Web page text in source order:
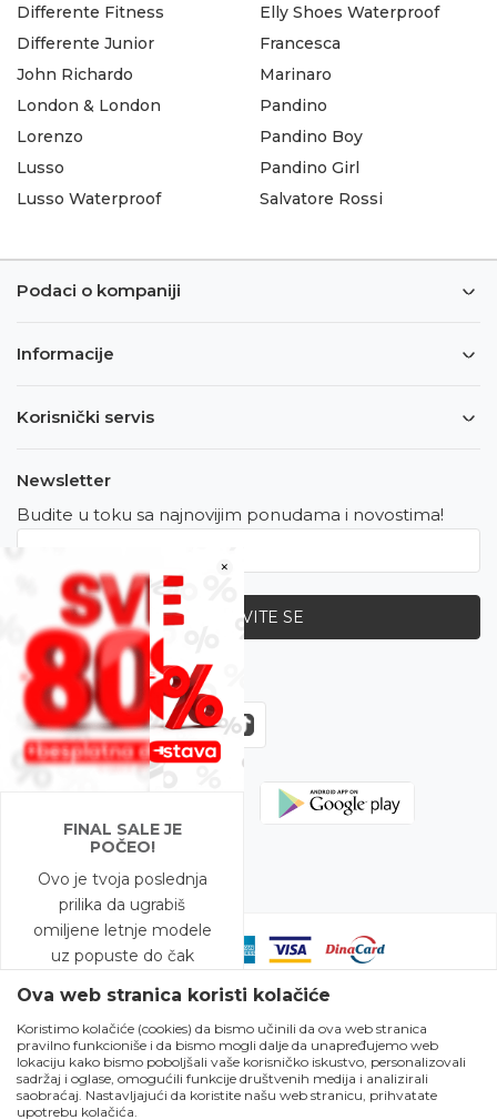
×
FINAL SALE JE
POČEO!
Ovo je tvoja poslednja
prilika da ugrabiš
omiljene letnje modele
uz popuste do čak
A to nije sve – na
modele snižene do
-50% očekuje te i
BESPLATNA DOSTAVA!
Differente Fitness
Differente Junior
Elly Shoes Waterproof
Francesca
John Richardo
London & London
Lorenzo
Lusso
Lusso Waterproof
Marinaro
Pandino
Pandino Boy
Pandino Girl
Salvatore Rossi
Podaci o kompaniji
Informacije
Korisnički servis
Newsletter
Budite u toku sa najnovijim ponudama i novostima!
PRIJAVITE SE
Zapratite nas
Nastojimo da budemo što precizniji u opisu proizvoda, prikazu slika i
samih cena, ali ne možemo garantovati da su sve informacije kompletne
i bez grešaka. Svi artikli prikazani na sajtu su deo naše ponude i ne
podrazumeva da su dostupni u svakom trenutku. Raspoloživost robe
Ova web stranica koristi kolačiće
Koristimo kolačiće (cookies) da bismo učinili da ova web stranica
pravilno funkcioniše i da bismo mogli dalje da unapređujemo web
lokaciju kako bismo poboljšali vaše korisničko iskustvo, personalizovali
sadržaj i oglase, omogućili funkcije društvenih medija i analizirali
saobraćaj. Nastavljajući da koristite našu web stranicu, prihvatate
upotrebu kolačića.